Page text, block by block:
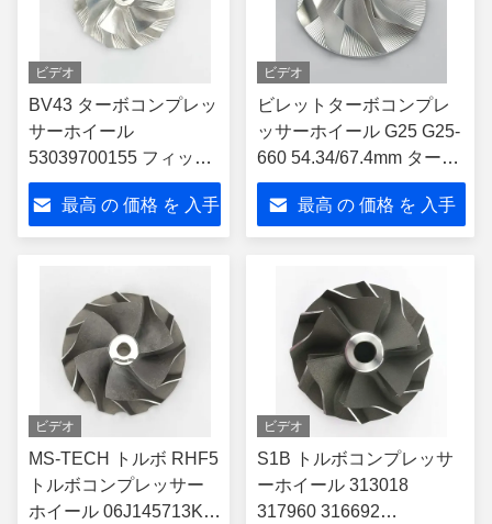
ビデオ
BV43 ターボコンプレッ
サーホイール
53039700155 フィット
53039880155 ターボ グ
レートウォール ハヴァ
ル H6
最高 の 価格 を 入手
ビデオ
ビレットターボコンプレ
ッサーホイール G25 G25-
660 54.34/67.4mm ターボ
チャージャー 858161-
5003s最高 の 価格 を 入手
ビデオ
MS-TECH トルボ RHF5
トルボコンプレッサー
ホイール 06J145713K
ビデオ
S1B トルボコンプレッサ
ーホイール 313018
317960 316692